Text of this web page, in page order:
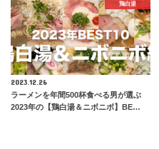
鶏白湯
2023.12.26
ラーメンを年間500杯食べる男が選ぶ
2023年の【鶏白湯＆ニボニボ】BE…